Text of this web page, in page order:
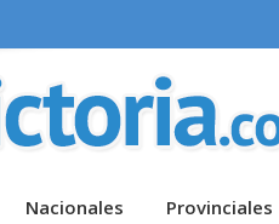
Nacionales Provinciales